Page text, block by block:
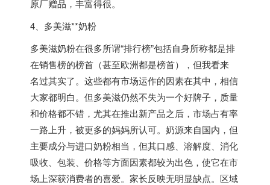
原厂赠品，丰富得很。
4、多美滋**奶粉
多美滋奶粉在很多所谓“排行榜”包括自身所称都是排
在销售榜的榜首（甚至欧洲都是榜首），但我看来
名过其实了。这些都有市场运作的因素在其中，相信
大家都明白。但多美滋仍然不失为一个好牌子，质量
和价格都不错，尤其在推出新产品之后，市场占有率
一路上升，被更多的妈妈所认可。奶源来自国内，但
主要成分与进口奶粉相当，但其口感、溶解度、消化
吸收、包装、价格等方面因素都较为出色，使它在市
场上深获消费者的喜爱。家长反映无明显缺点。区域